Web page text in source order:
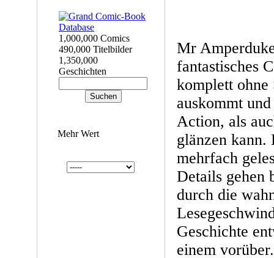
1,000,000 Comics
490,000 Titelbilder
1,350,000
Geschichten
Mehr Wert
Mr
fantastisches
komplett
auskommt
Action, als
glänzen kann.
mehrfach
Details gehen
durch die
Geschichte
einem